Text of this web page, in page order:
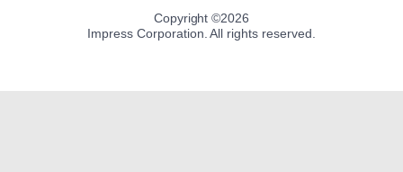
Copyright ©2026
Impress Corporation. All rights reserved.